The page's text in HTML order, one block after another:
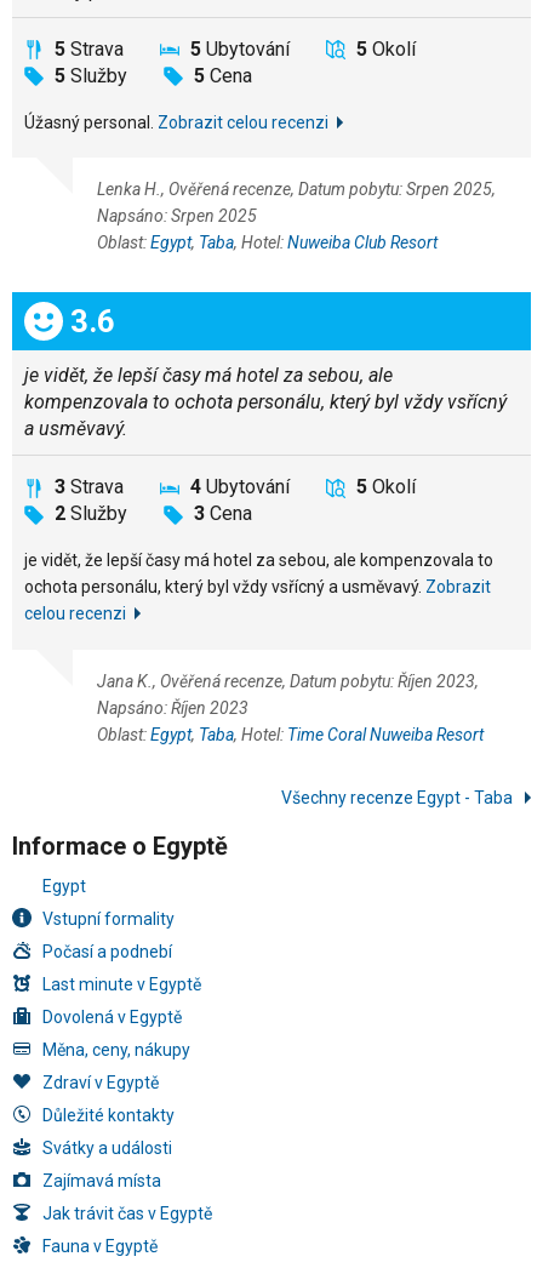
5 Strava 5 Ubytování 5 Okolí
5 Služby 5 Cena
Úžasný personal. Zobrazit celou recenzi
Lenka H., Ověřená recenze, Datum pobytu: Srpen 2025,
Napsáno: Srpen 2025
Oblast:Egypt, Taba, Hotel:Nuweiba Club Resort
Celkem:
3.6
je vidět, že lepší časy má hotel za sebou, ale
kompenzovala to ochota personálu, který byl vždy vsřícný
a usměvavý.
3 Strava 4 Ubytování 5 Okolí
2 Služby 3 Cena
je vidět, že lepší časy má hotel za sebou, ale kompenzovala to
ochota personálu, který byl vždy vsřícný a usměvavý. Zobrazit
celou recenzi
Jana K., Ověřená recenze, Datum pobytu: Říjen 2023,
Napsáno: Říjen 2023
Oblast:Egypt, Taba, Hotel: Time Coral Nuweiba Resort
Všechny recenze Egypt - Taba
Informace o Egyptě
Egypt
Vstupní formality
Počasí a podnebí
Last minute v Egyptě
Dovolená v Egyptě
Měna, ceny, nákupy
Zdraví v Egyptě
Důležité kontakty
Svátky a události
Zajímavá místa
Jak trávit čas v Egyptě
Fauna v Egyptě